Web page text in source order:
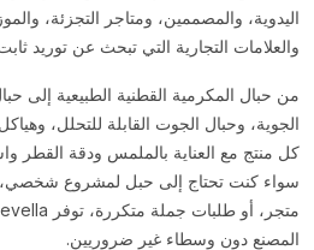
اليدوية، والمصممين، ومتاجر التجزئة،
والعلامات التجارية التي تبحث عن توريد
من حبال المكرمية القطنية الطبيعية إلى
الجوية، وحبال الجوت القابلة للتحلل،
كل منتج مع العناية بالملمس ودقة القطر
سواء كنت تحتاج إلى حبل لمشروع شخصي،
المصنع دون وسطاء غير ضروريين.